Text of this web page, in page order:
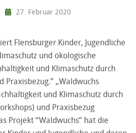
27. Februar 2020
Flensburger Kinder, Jugendliche
und ökologische
und Klimaschutz durch
Praxisbezug.” „Waldwuchs
und Klimaschutz durch
und Praxisbezug
Projekt “Waldwuchs” hat die